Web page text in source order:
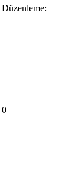
Düzenleme:
0